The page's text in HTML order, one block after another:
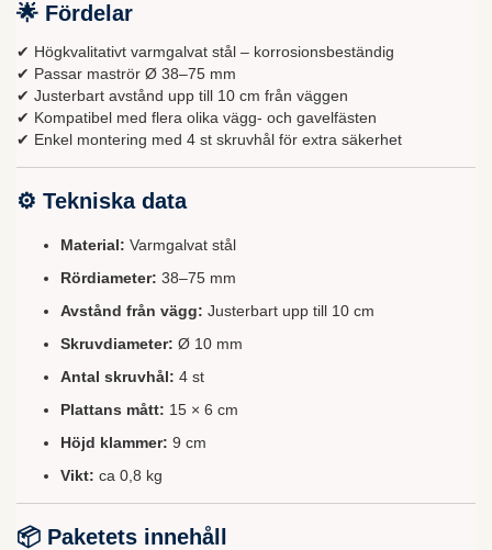
🌟 Fördelar
✔ Högkvalitativt varmgalvat stål – korrosionsbeständig
✔ Passar maströr Ø 38–75 mm
✔ Justerbart avstånd upp till 10 cm från väggen
✔ Kompatibel med flera olika vägg- och gavelfästen
✔ Enkel montering med 4 st skruvhål för extra säkerhet
⚙️ Tekniska data
Material: Varmgalvat stål
Rördiameter: 38–75 mm
Avstånd från vägg: Justerbart upp till 10 cm
Skruvdiameter: Ø 10 mm
Antal skruvhål: 4 st
Plattans mått: 15 × 6 cm
Höjd klammer: 9 cm
Vikt: ca 0,8 kg
📦 Paketets innehåll